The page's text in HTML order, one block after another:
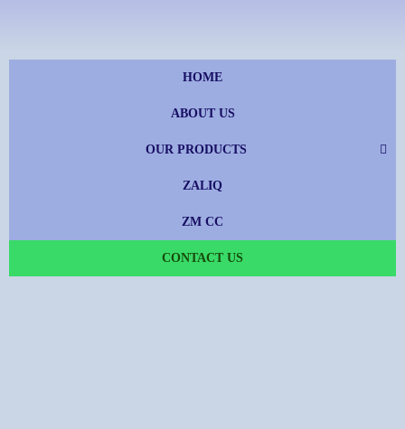
HOME
ABOUT US
OUR PRODUCTS
ZALIQ
ZM CC
CONTACT US